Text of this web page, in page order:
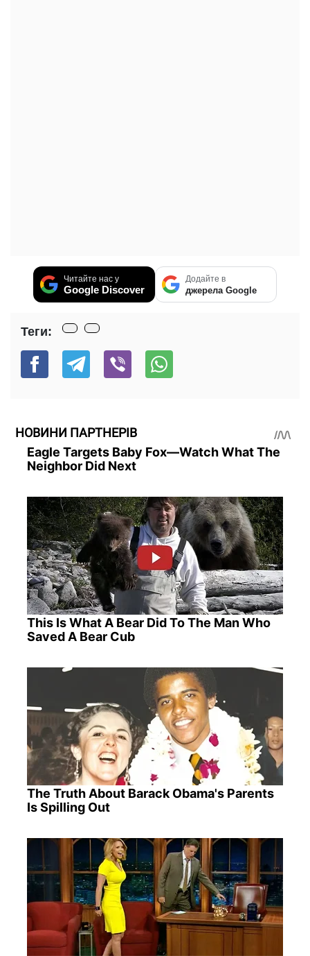
Читайте нас у
Google Discover
Додайте в
джерела Google
Теги:
НОВИНИ ПАРТНЕРІВ
Eagle Targets Baby Fox—Watch What The
Neighbor Did Next
This Is What A Bear Did To The Man Who
Saved A Bear Cub
The Truth About Barack Obama's Parents
Is Spilling Out